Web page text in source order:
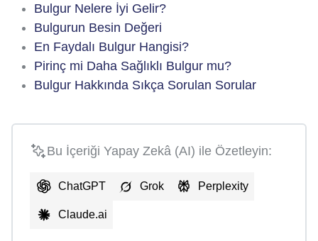
Bulgur Nelere İyi Gelir?
Bulgurun Besin Değeri
En Faydalı Bulgur Hangisi?
Pirinç mi Daha Sağlıklı Bulgur mu?
Bulgur Hakkında Sıkça Sorulan Sorular
Bu İçeriği Yapay Zekâ (AI) ile Özetleyin:
ChatGPT Grok Perplexity
Claude.ai